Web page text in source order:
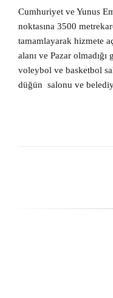
Cumhuriyet ve Yunus
noktasına 3500
tamamlayarak hizmete
alanı ve Pazar olmadığı
voleybol ve basketbol
düğün salonu ve